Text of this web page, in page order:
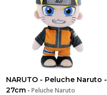
NARUTO - Peluche Naruto -
27cm - Peluche Naruto
Goodies
Naruto
résultats